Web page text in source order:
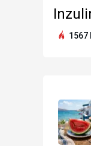
1567